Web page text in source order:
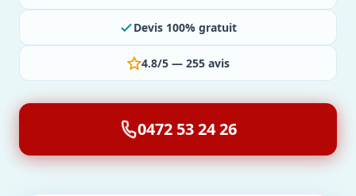
Devis 100% gratuit
4.8/5 — 255 avis
0472 53 24 26